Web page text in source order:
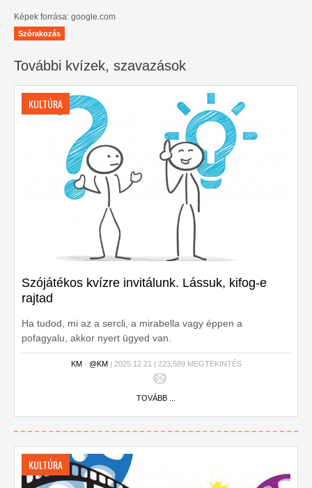
Képek forrása: google.com
Szórakozás
További kvízek, szavazások
KULTÚRA
Szójátékos kvízre invitálunk. Lássuk, kifog-e
rajtad
Ha tudod, mi az a sercli, a mirabella vagy éppen a
pofagyalu, akkor nyert ügyed van.
KM- @KM| 2025.12.21 | 223,589 MEGTEKINTÉS
TOVÁBB ...
KULTÚRA